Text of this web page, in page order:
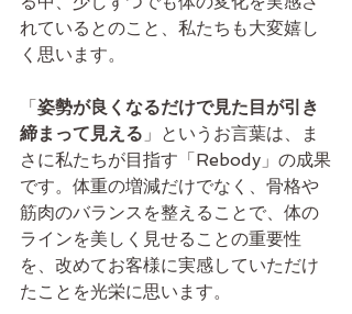
れているとのこと、私たちも大変嬉し
く思います。
「姿勢が良くなるだけで見た目が引き
締まって見える 」というお言葉は、ま
さに私たちが目指す「Rebody」の成果
です。体重の増減だけでなく、骨格や
筋肉のバランスを整えることで、体の
ラインを美しく見せることの重要性
を、改めてお客様に実感していただけ
たことを光栄に思います。